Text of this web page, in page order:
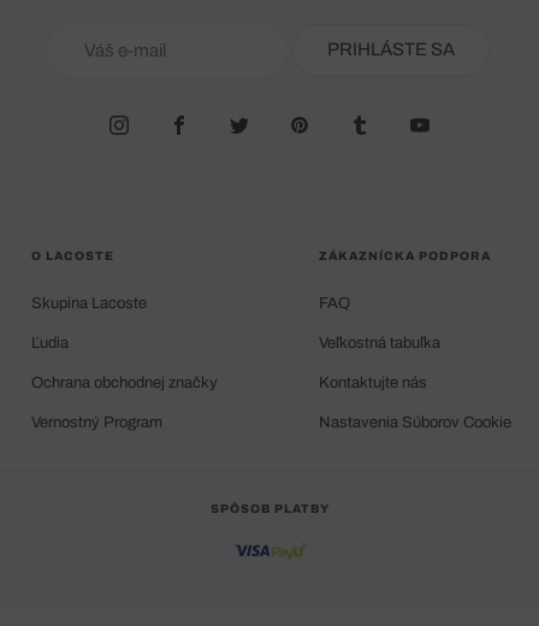
PRIHLÁSTE SA
O LACOSTE
Skupina Lacoste
Ľudia
Ochrana obchodnej značky
Vernostný Program
ZÁKAZNÍCKA PODPORA
FAQ
Veľkostná tabuľka
Kontaktujte nás
Nastavenia Súborov Cookie
SPÔSOB PLATBY